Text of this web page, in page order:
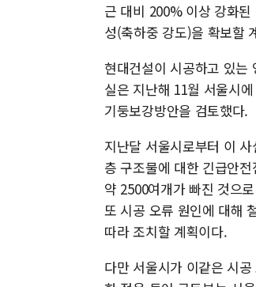
근 대비 200% 이상 강화
성(축하중 강도)을 확보할
현대건설이 시공하고 있는
실은 지난해 11월 서울시
기둥보강방안을 검토했다.
지난달 서울시로부터 이
층 구조물에 대한 긴급안
약 2500여개가 빠진 것으
또 시공 오류 원인에 대해
따라 조치할 계획이다.
다만 서울시가 이같은 시